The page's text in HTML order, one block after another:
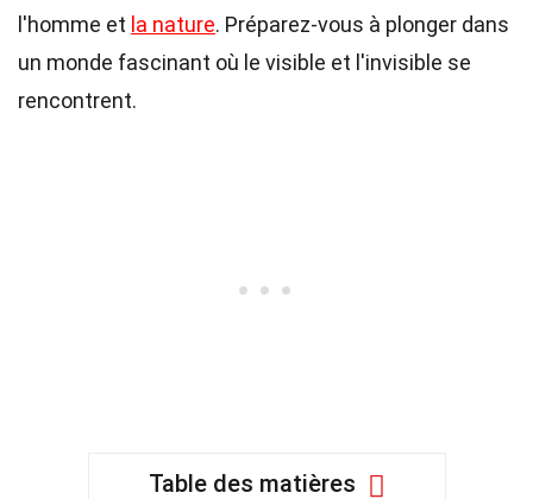
l'homme et la nature. Préparez-vous à plonger dans
un monde fascinant où le visible et l'invisible se
rencontrent.
Table des matières